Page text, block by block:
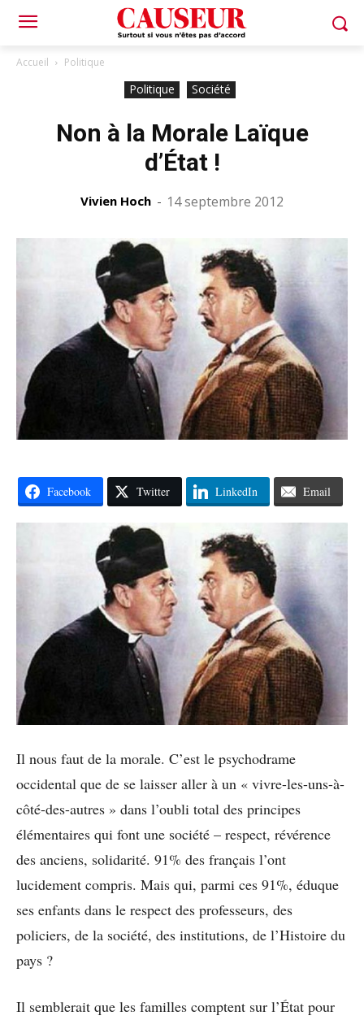
Accueil Politique
Politique Société
Non à la Morale Laïque
d’État !
Vivien Hoch - 14 septembre 2012
Facebook Twitter LinkedIn Email
Il nous faut de la morale. C’est le psychodrame
occidental que de se laisser aller à un « vivre-les-uns-à-
côté-des-autres » dans l’oubli total des principes
élémentaires qui font une société – respect, révérence
des anciens, solidarité. 91% des français l’ont
lucidement compris. Mais qui, parmi ces 91%, éduque
ses enfants dans le respect des professeurs, des
policiers, de la société, des institutions, de l’Histoire du
pays ?
Il semblerait que les familles comptent sur l’État pour